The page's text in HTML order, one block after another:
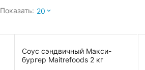
Показать: 20
Соус сэндвичный Макси-
бургер Maitrefoods 2 кг